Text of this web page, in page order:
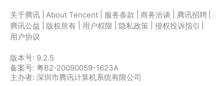
关于腾讯 About Tencent 服务条款 商务洽谈 腾讯招聘
腾讯公益
版权所有 用户权限 隐私政策 侵权投诉指引
用户协议
版本号: 9.2.5
备案号: 粤B2-20090059-1623A
主办者: 深圳市腾讯计算机系统有限公司